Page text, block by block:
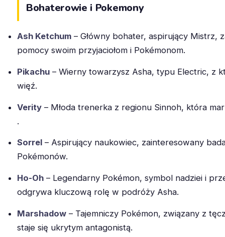
Bohaterowie i Pokemony
Ash Ketchum – Główny bohater, aspirujący Mistrz,
pomocy swoim przyjaciołom i Pokémonom.
Pikachu – Wierny towarzysz Asha, typu Electric, z
więź.
Verity – Młoda trenerka z regionu Sinnoh, która
.
Sorrel – Aspirujący naukowiec, zainteresowany
Pokémonów.
Ho-Oh – Legendarny Pokémon, symbol nadziei i
odgrywa kluczową rolę w podróży Asha.
Marshadow – Tajemniczy Pokémon, związany z
staje się ukrytym antagonistą.